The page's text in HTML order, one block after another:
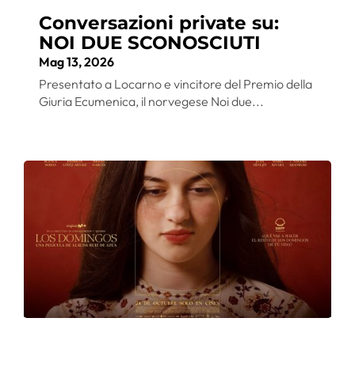
Conversazioni private su:
NOI DUE SCONOSCIUTI
Mag 13, 2026
Presentato a Locarno e vincitore del Premio della
Giuria Ecumenica, il norvegese Noi due...